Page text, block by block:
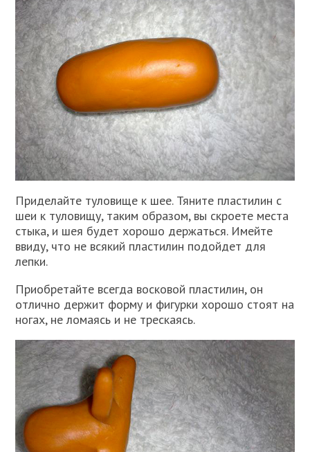
Приделайте туловище к шее. Тяните пластилин с
шеи к туловищу, таким образом, вы скроете места
стыка, и шея будет хорошо держаться. Имейте
ввиду, что не всякий пластилин подойдет для
лепки.
Приобретайте всегда восковой пластилин, он
отлично держит форму и фигурки хорошо стоят на
ногах, не ломаясь и не трескаясь.